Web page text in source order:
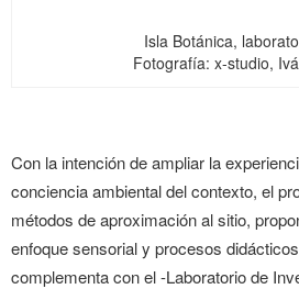
Isla Botánica,
Fotografía: x-studio,
Con la intención de ampliar la
conciencia ambiental del contexto, el
métodos de aproximación al sitio,
enfoque sensorial y procesos
complementa con el -Laboratorio de